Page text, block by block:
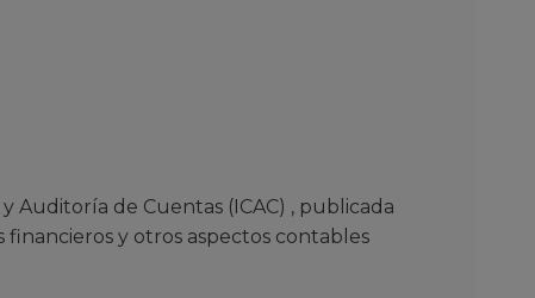
Auditoría de Cuentas (ICAC) , publicada
y otros aspectos contables